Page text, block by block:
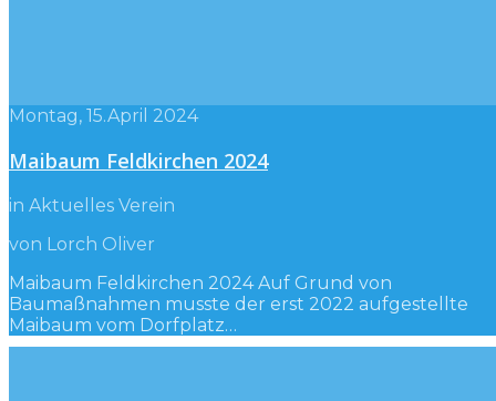
Montag, 15.April 2024
Maibaum Feldkirchen 2024
in Aktuelles Verein
von Lorch Oliver
Maibaum Feldkirchen 2024 Auf Grund von
Baumaßnahmen musste der erst 2022 aufgestellte
Maibaum vom Dorfplatz…